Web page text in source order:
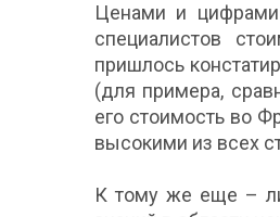
Ценами и цифрами
специалистов
пришлось
(для примера,
его стоимость во
высокими из всех
К тому же еще –